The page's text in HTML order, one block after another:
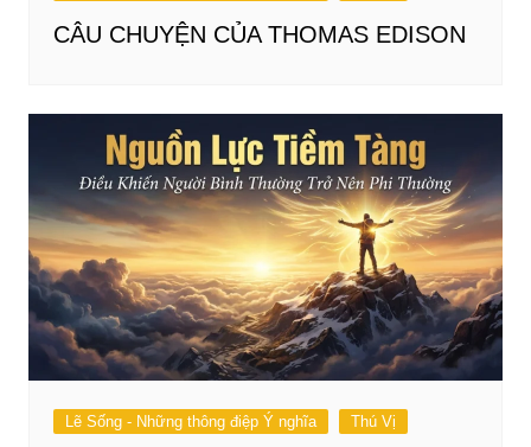
CÂU CHUYỆN CỦA THOMAS EDISON
Lẽ Sống - Những thông điệp Ý nghĩa Thú Vị